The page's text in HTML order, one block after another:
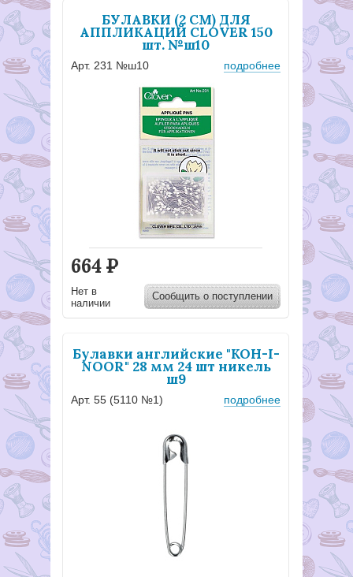
БУЛАВКИ (2 СМ) ДЛЯ
АППЛИКАЦИЙ CLOVER 150
шт. №ш10
Арт. 231 №ш10 подробнее
664Р
Нет в
наличии
Сообщить о поступлении
Булавки английские "KOH-I-
NOOR" 28 мм 24 шт никель
ш9
Арт. 55 (5110 №1) подробнее